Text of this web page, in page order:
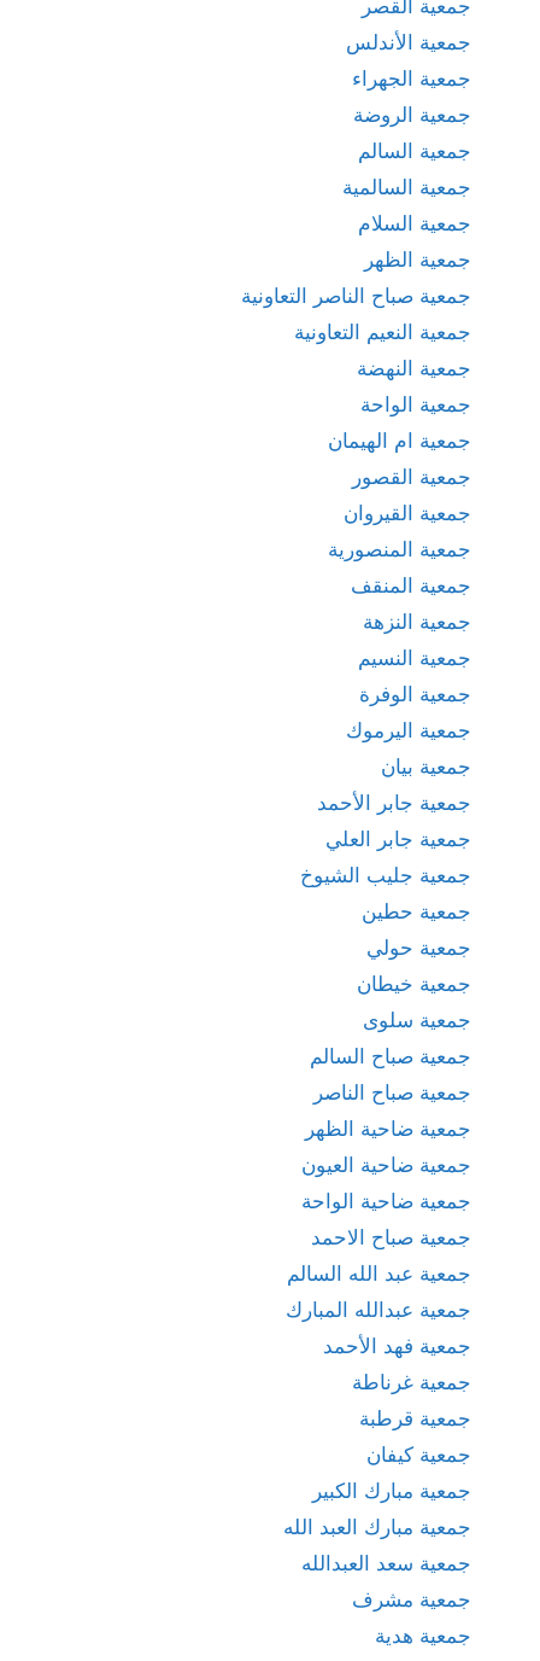
جمعية القصر
جمعية الأندلس
جمعية الجهراء
جمعية الروضة
جمعية السالم
جمعية السالمية
جمعية السلام
جمعية الظهر
جمعية صباح الناصر التعاونية
جمعية النعيم التعاونية
جمعية النهضة
جمعية الواحة
جمعية ام الهيمان
جمعية القصور
جمعية القيروان
جمعية المنصورية
جمعية المنقف
جمعية النزهة
جمعية النسيم
جمعية الوفرة
جمعية اليرموك
جمعية بيان
جمعية جابر الأحمد
جمعية جابر العلي
جمعية جليب الشيوخ
جمعية حطين
جمعية حولي
جمعية خيطان
جمعية سلوى
جمعية صباح السالم
جمعية صباح الناصر
جمعية ضاحية الظهر
جمعية ضاحية العيون
جمعية ضاحية الواحة
جمعية صباح الاحمد
جمعية عبد الله السالم
جمعية عبدالله المبارك
جمعية فهد الأحمد
جمعية غرناطة
جمعية قرطبة
جمعية كيفان
جمعية مبارك الكبير
جمعية مبارك العبد الله
جمعية سعد العبدالله
جمعية مشرف
جمعية هدية